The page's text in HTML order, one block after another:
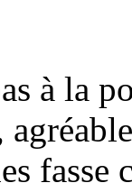
à la
fasse